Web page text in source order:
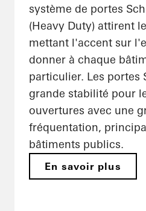
système de portes
(Heavy Duty) attirent
mettant l'accent sur
donner à chaque
particulier. Les portes
grande stabilité pour
ouvertures avec une
fréquentation,
bâtiments publics.
En savoir plus